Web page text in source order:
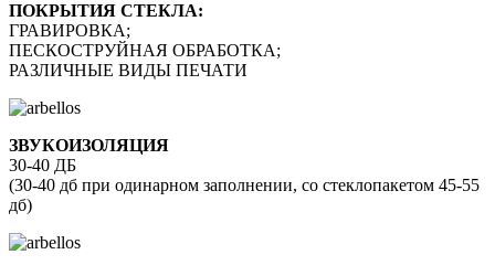
ПОКРЫТИЯ СТЕКЛА:
ГРАВИРОВКА;
ПЕСКОСТРУЙНАЯ ОБРАБОТКА;
РАЗЛИЧНЫЕ ВИДЫ ПЕЧАТИ
ЗВУКОИЗОЛЯЦИЯ
30-40 ДБ
(30-40 дб при одинарном заполнении, со стеклопакетом 45-55
дб)